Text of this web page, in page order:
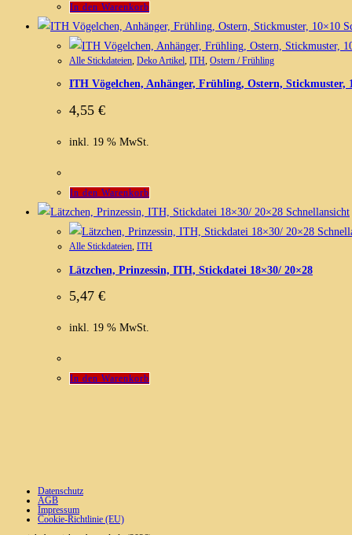
In den Warenkorb
Alle Stickdateien Deko Artikel ITH Ostern / Frühling
ITH Vögelchen, Anhänger, Frühling, Ostern, Stickmuster,
4,55 €
inkl. 19 % MwSt.
In den Warenkorb
Schnellansicht
Alle Stickdateien, ITH
Lätzchen, Prinzessin, ITH, Stickdatei 18×30/ 20×28
5,47 €
inkl. 19 % MwSt.
In den Warenkorb
Datenschutz
AGB
Impressum
Cookie-Richtlinie (EU)